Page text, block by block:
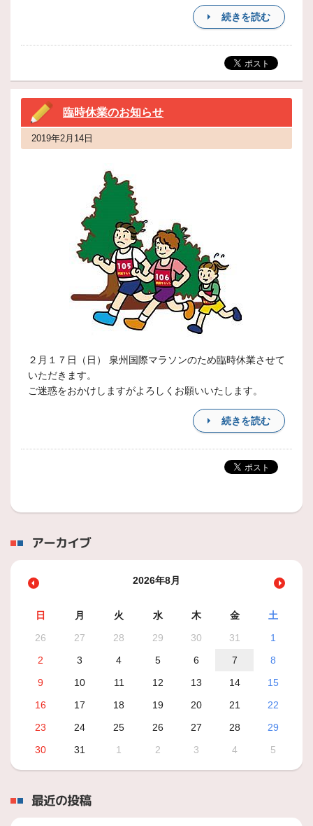
続きを読む
臨時休業のお知らせ
2019年2月14日
２月１７日（日） 泉州国際マラソンのため臨時休業させて
いただきます。
ご迷惑をおかけしますがよろしくお願いいたします。
続きを読む
アーカイブ
2026年8月
日 月 火 水 木 金
土
26
27 28 29 30 31
1
2
3 4 5 6 7
8
9
10 11 12 13 14
15
16
17 18 19 20 21
22
23
24 25 26 27 28
29
30
31 1 2 3 4 5
最近の投稿